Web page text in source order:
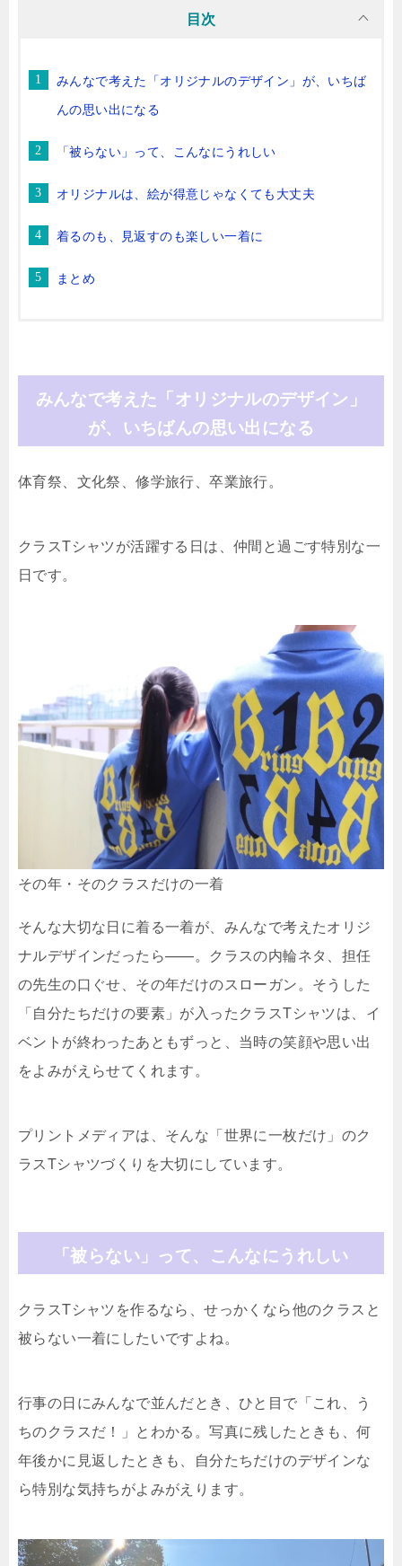
目次
みんなで考えた「オリジナルのデザイン」が、いちば
んの思い出になる
「被らない」って、こんなにうれしい
オリジナルは、絵が得意じゃなくても大丈夫
着るのも、見返すのも楽しい一着に
まとめ
みんなで考えた「オリジナルのデザイン」
が、いちばんの思い出になる
体育祭、文化祭、修学旅行、卒業旅行。
クラスTシャツが活躍する日は、仲間と過ごす特別な一
日です。
その年・そのクラスだけの一着
そんな大切な日に着る一着が、みんなで考えたオリジ
ナルデザインだったら——。クラスの内輪ネタ、担任
の先生の口ぐせ、その年だけのスローガン。そうした
「自分たちだけの要素」が入ったクラスTシャツは、イ
ベントが終わったあともずっと、当時の笑顔や思い出
をよみがえらせてくれます。
プリントメディアは、そんな「世界に一枚だけ」のク
ラスTシャツづくりを大切にしています。
「被らない」って、こんなにうれしい
クラスTシャツを作るなら、せっかくなら他のクラスと
被らない一着にしたいですよね。
行事の日にみんなで並んだとき、ひと目で「これ、う
ちのクラスだ！」とわかる。写真に残したときも、何
年後かに見返したときも、自分たちだけのデザインな
ら特別な気持ちがよみがえります。